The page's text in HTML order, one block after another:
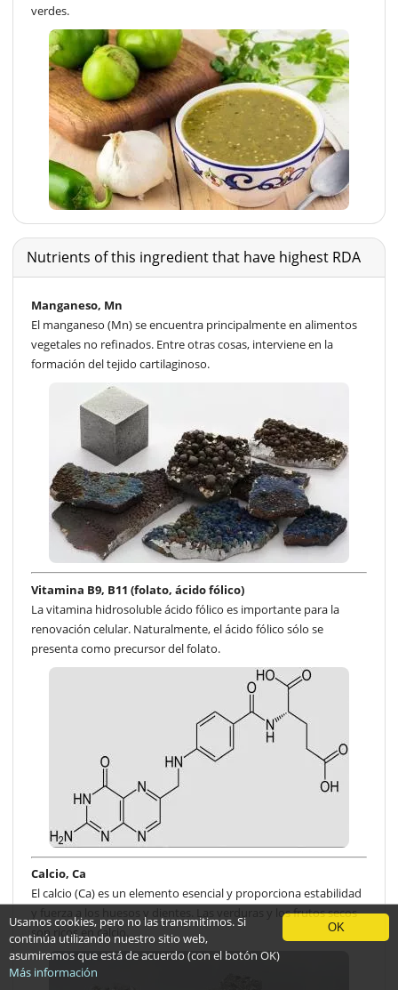
verdes.
Nutrients of this ingredient that have highest RDA
Manganeso, Mn
El manganeso (Mn) se encuentra principalmente en alimentos
vegetales no refinados. Entre otras cosas, interviene en la
formación del tejido cartilaginoso.
Vitamina B9, B11 (folato, ácido fólico)
La vitamina hidrosoluble ácido fólico es importante para la
renovación celular. Naturalmente, el ácido fólico sólo se
presenta como precursor del folato.
Calcio, Ca
El calcio (Ca) es un elemento esencial y proporciona estabilidad
y fuerza a los huesos y dientes. Las verduras y los frutos secos
son ricos en calcio.
OK
Usamos cookies, pero no las transmitimos. Si
continúa utilizando nuestro sitio web,
asumiremos que está de acuerdo (con el botón OK)
Más información